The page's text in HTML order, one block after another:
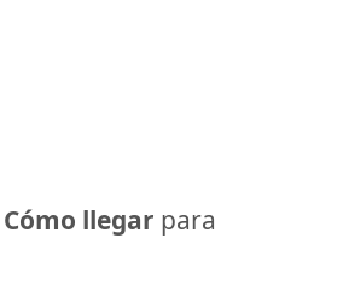
Cómo llegar para